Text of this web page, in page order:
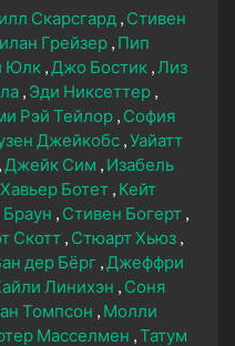
Скарсгард
Стивен
Грейзер Пип
Юлк Джо Бостик Лиз
Эди Никсеттер
Рэй Тейлор София
Джейкобс Уайатт
Джейк Сим
Изабель
Хавьер Ботет Кейт
Браун
Стивен Богерт
Скотт Стюарт Хьюз
дер Бёрг Джеффри
Линихэн
Соня
Томпсон
Молли
Масселмен Татум